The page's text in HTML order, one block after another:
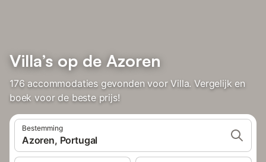
Villa’s op de Azoren
176 accommodaties gevonden voor Villa. Vergelijk en
boek voor de beste prijs!
Bestemming
Azoren, Portugal